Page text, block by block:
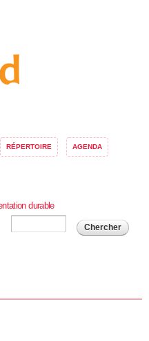
RÉPERTOIRE AGENDA
durable
Formulaire de
Chercher